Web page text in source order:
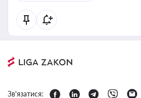
Зв'язатися: